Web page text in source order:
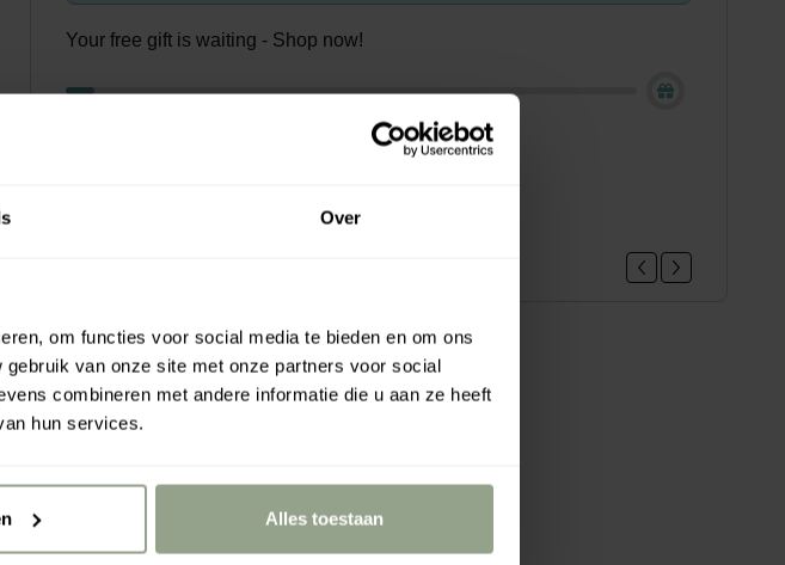
Over
om functies voor social media te bieden en om ons
van onze site met onze partners voor social
combineren met andere informatie die u aan ze heeft
hun services.
Alles toestaan
Your free gift is waiting - Shop now!